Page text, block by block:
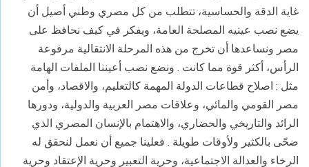
غاية الدقة والحساسية، تتطلب من كل مصري وطني أصيل أن
يضع نصب عينيه المصلحة العامة، ويفكر في كيف نحافظ على
مصر ونساعدها أن تخرج من هذه المرحلة الانتقالية مرفوعة
الرأس، أكثر قوة مما كانت . ونضع نصب أعيننا الملفات الهامة
مثل : اصلاح قطاعات الدولة المهمة كالتعليم، والاقصاد، وأمن
مصر القومي والمائي، وعلاقات مصر العربية والدولية، ودورها
الرائد والتاريخي والحضاري، والاهتمام بالإنسان المصري الذي
ضحّى بالكثير ولأوقات طويلة . فعلينا جميع أن نعمل لنحقق له
الرخاء والعدالة الاجتماعية، وحرية التعبير وحرية الإعتقاد وحرية